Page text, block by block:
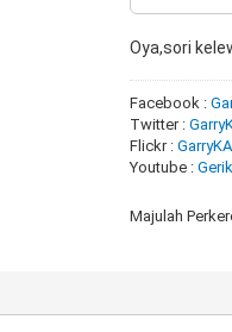
Oya,sori
Facebook :
Twitter :
Flickr :
Youtube :
Majulah